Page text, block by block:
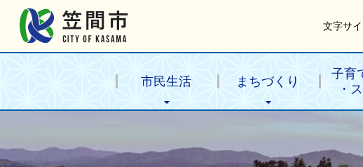
文字サ
市民生活 まちづくり
子育
・